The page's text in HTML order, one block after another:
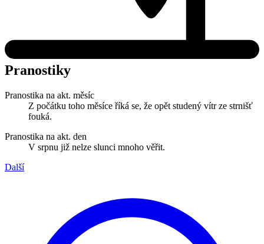
Pranostiky
Pranostika na akt. měsíc
Z počátku toho měsíce říká se, že opět studený vítr ze strnišť
fouká.
Pranostika na akt. den
V srpnu již nelze slunci mnoho věřit.
Další